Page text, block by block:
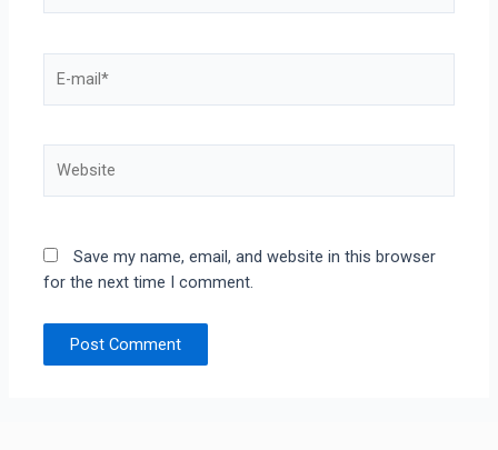
mail*
Save my name, email, and website in this browser
for the next time I comment.